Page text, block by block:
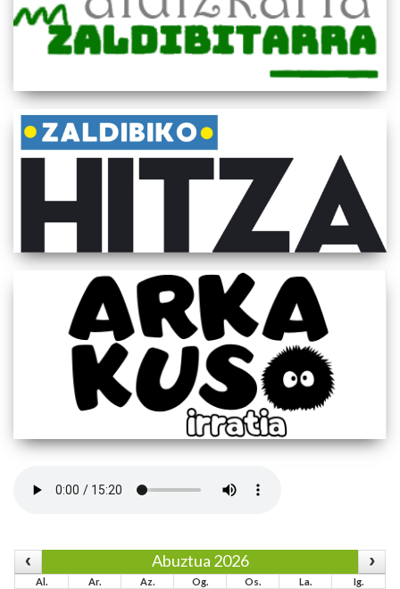
Abuztua 2026
Al. Ar. Az. Og. Os. La.
Ig.